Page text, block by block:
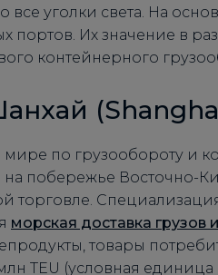
все уголки света. На
портов. Их значение в
контейнерного
по грузообороту и
побережье Восточно-
торговле.
морская доставка грузов
товары
млн TEU (условная